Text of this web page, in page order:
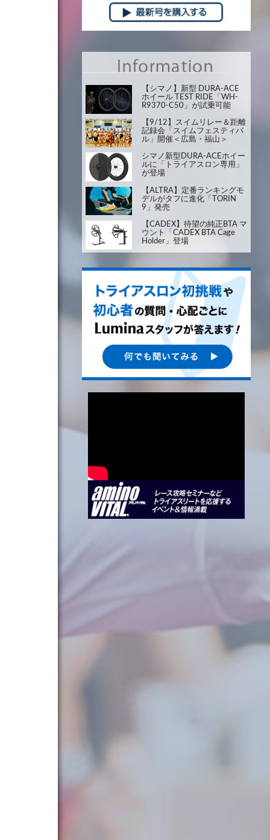
【シマノ】新型 DURA-ACE
ホイール TEST RIDE「WH-
R9370-C50」が試乗可能
【9/12】スイムリレー＆距離
記録会「スイムフェスティバ
ル」開催＜広島・福山＞
シマノ新型DURA-ACEホイー
ルに「トライアスロン専用」
が登場
【ALTRA】定番ランキングモ
デルがタフに進化「TORIN
9」発売
【CADEX】待望の純正BTA マ
ウント「CADEX BTA Cage
Holder」登場